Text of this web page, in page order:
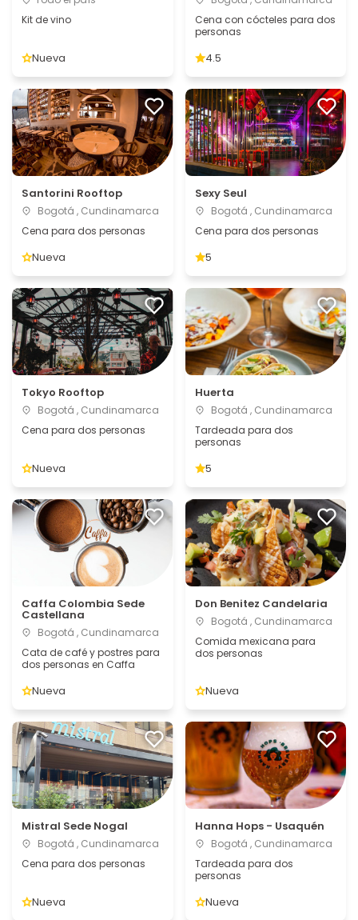
Kit de vino
Nueva
Cena con cócteles para dos
personas
4.5
Santorini Rooftop
Bogotá , Cundinamarca
Cena para dos personas
Nueva
Sexy Seul
Bogotá , Cundinamarca
Cena para dos personas
5
Tokyo Rooftop
Bogotá , Cundinamarca
Cena para dos personas
Nueva
Huerta
Bogotá , Cundinamarca
Tardeada para dos
personas
5
Caffa Colombia Sede
Castellana
Bogotá , Cundinamarca
Cata de café y postres para
dos personas en Caffa
Nueva
Don Benitez Candelaria
Bogotá , Cundinamarca
Comida mexicana para
dos personas
Nueva
Mistral Sede Nogal
Bogotá , Cundinamarca
Cena para dos personas
Nueva
Hanna Hops - Usaquén
Bogotá , Cundinamarca
Tardeada para dos
personas
Nueva